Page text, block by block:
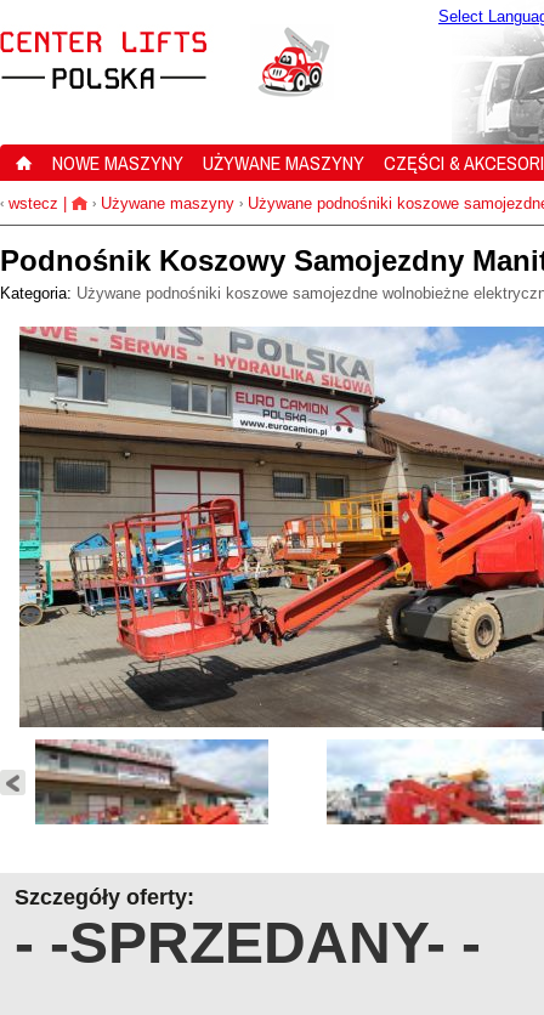
Select
NOWE MASZYNY UŻYWANE MASZYNY CZĘŚCI &
‹ wstecz › Używane maszyny › Używane podnośniki koszowe
Podnośnik Koszowy Samojezdny
Kategoria: Używane podnośniki koszowe samojezdne wolnobieżne
Szczegóły oferty:
- -SPRZEDANY- -